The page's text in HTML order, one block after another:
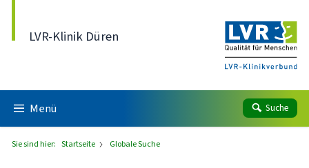
LVR-Klinik Düren
Menü Suche
Sie sind hier: Startseite Globale Suche